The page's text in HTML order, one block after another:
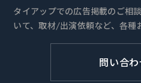
タイアップでの広告掲載のご相
いて、取材/出演依頼など、各種
問い合